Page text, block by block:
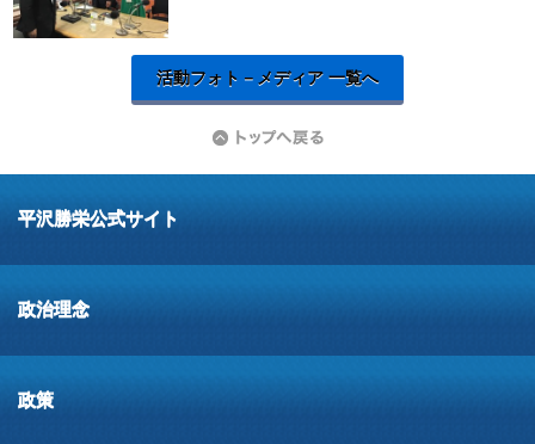
活動フォト－メディア 一覧へ
平沢勝栄公式サイト
政治理念
政策